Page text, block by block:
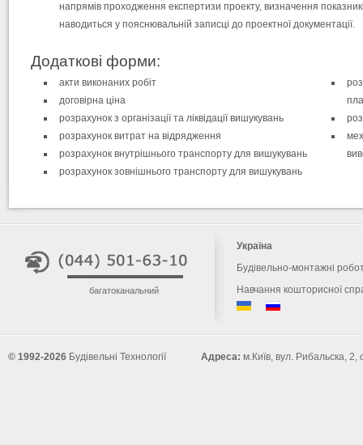
напрямів проходження експертизи проекту, визначення
наводиться у пояснювальній записці до проектної документації.
Додаткові форми:
акти виконаних робіт
договірна ціна
розрахунок з організації та ліквідації вишукувань
розрахунок витрат на відрядження
розрахунок внутрішнього транспорту для вишукувань
розрахунок зовнішнього транспорту для вишукувань
багатоканальний
Україна
Будівельно-монтажні
Навчання кошторисної
© 1992-2026 Будівельні Технології Адреса: м.Київ, вул. Рибальска, 2,